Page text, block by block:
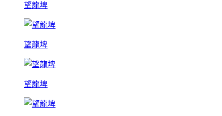
望龍埤
望龍埤
望龍埤